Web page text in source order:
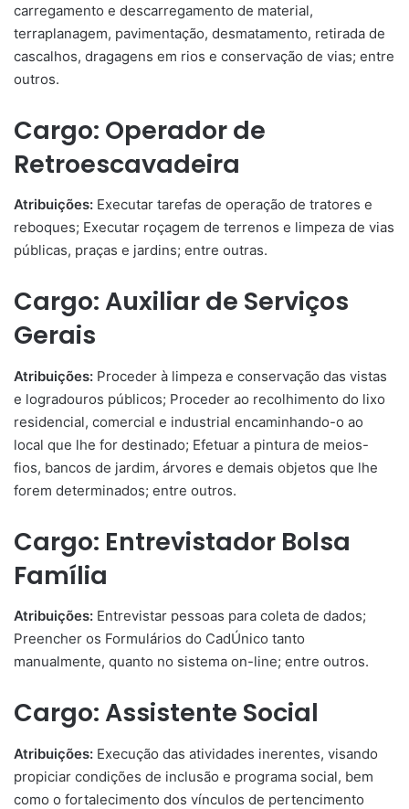
carregamento e descarregamento de material,
terraplanagem, pavimentação, desmatamento, retirada de
cascalhos, dragagens em rios e conservação de vias; entre
outros.
Cargo: Operador de
Retroescavadeira
Atribuições: Executar tarefas de operação de tratores e
reboques; Executar roçagem de terrenos e limpeza de vias
públicas, praças e jardins; entre outras.
Cargo: Auxiliar de Serviços
Gerais
Atribuições: Proceder à limpeza e conservação das vistas
e logradouros públicos; Proceder ao recolhimento do lixo
residencial, comercial e industrial encaminhando-o ao
local que lhe for destinado; Efetuar a pintura de meios-
fios, bancos de jardim, árvores e demais objetos que lhe
forem determinados; entre outros.
Cargo: Entrevistador Bolsa
Família
Atribuições: Entrevistar pessoas para coleta de dados;
Preencher os Formulários do CadÚnico tanto
manualmente, quanto no sistema on-line; entre outros.
Cargo: Assistente Social
Atribuições: Execução das atividades inerentes, visando
propiciar condições de inclusão e programa social, bem
como o fortalecimento dos vínculos de pertencimento